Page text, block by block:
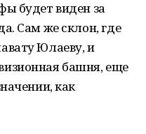
будет виден за
Сам же склон, где
Юлаеву, и
башня, еще
как